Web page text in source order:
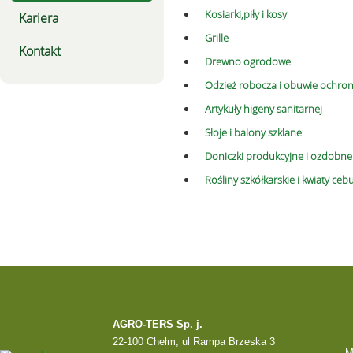
Kariera
Kontakt
Kosiarki,piły i kosy
Grille
Drewno ogrodowe
Odzież robocza i obuwie
Artykuły higeny sanitarnej
Słoje i balony szklane
Doniczki produkcyjne i ozdobne
Rośliny szkółkarskie i kwiaty
AGRO-TERS Sp. j.
22-100 Chełm, ul Rampa Brzeska 3